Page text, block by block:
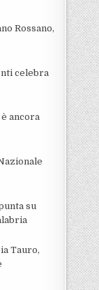
Rossano,
celebra
ancora
su
Tauro,